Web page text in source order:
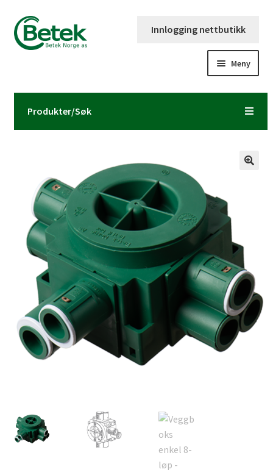
Hopp
til
navigasjon
Hopp
til
innhold
Innlogging nettbutikk
Meny
Forsiden
Om Betek Norge AS
Volumpriser
Produkter/Søk